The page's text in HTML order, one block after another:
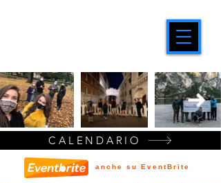
CALENDARIO
anche su EventBrite